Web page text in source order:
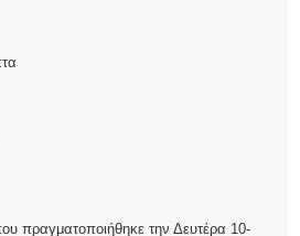
πραγματοποιήθηκε την Δευτέρα 10-